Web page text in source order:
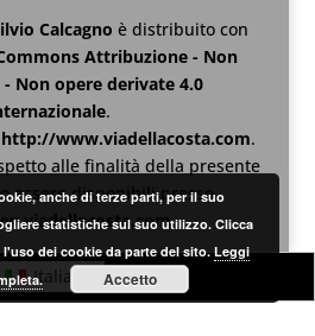
Calcagnoè distribuito con
Attribuzione - Non
Non opere derivate 4.0
.
http://www.viadellacosta.com.
alle finalità della presente
essere disponibili presso
.
Italiano
anche di terze parti, per il suo
statistiche sul suo utilizzo. Clicca
dei cookie da parte del sito.Leggi
Accetto